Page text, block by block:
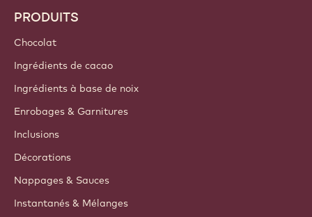
PRODUITS
Chocolat
Ingrédients de cacao
Ingrédients à base de noix
Enrobages & Garnitures
Inclusions
Décorations
Nappages & Sauces
Instantanés & Mélanges